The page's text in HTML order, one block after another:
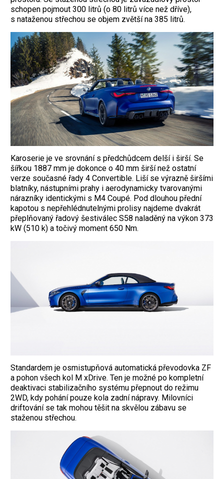
schopen pojmout 300 litrů (o 80 litrů více než dříve),
s nataženou střechou se objem zvětší na 385 litrů.
Karoserie je ve srovnání s předchůdcem delší i širší. Se
šířkou 1887 mm je dokonce o 40 mm širší než ostatní
verze současné řady 4 Convertible. Liší se výrazně širšími
blatníky, nástupními prahy i aerodynamicky tvarovanými
nárazníky identickými s M4 Coupé. Pod dlouhou přední
kapotou s nepřehlédnutelnými prolisy najdeme dvakrát
přeplňovaný řadový šestiválec S58 naladěný na výkon 373
kW (510 k) a točivý moment 650 Nm.
Standardem je osmistupňová automatická převodovka ZF
a pohon všech kol M xDrive. Ten je možné po kompletní
deaktivaci stabilizačního systému přepnout do režimu
2WD, kdy pohání pouze kola zadní nápravy. Milovníci
driftování se tak mohou těšit na skvělou zábavu se
staženou střechou.